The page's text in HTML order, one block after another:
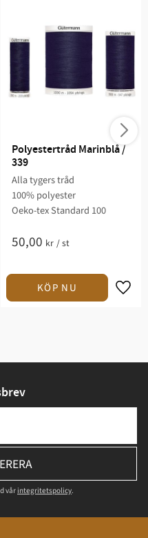
Polyestertråd Marinblå /
339
Alla tygers tråd
100% polyester
Oeko-tex Standard 100
50,00 kr /st
vårintegritetspolicy.